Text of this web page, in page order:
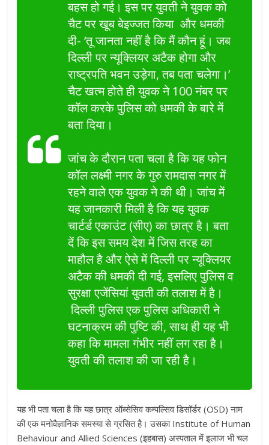
बहस हो गई। इस पर युवती ने युवक को
चैट पर खूब बेइज्जत किया और धमकी
दी- ‘तू जानता नहीं है कि मैं कौन हूं। जब
दिल्ली पर न्यूक्लियर अटैक होगा और
राष्ट्रपति भवन उड़ेगा, तब पता चलेगा।’
चैट खत्म होते ही युवक ने 100 नंबर पर
कॉल करके पुलिस को धमकी के बारे में
बता दिया।
जांच के दौरान पता चला है कि यह फोन
कॉल लक्ष्मी नगर के गुरु रामदास नगर में
रहने वाले एक युवक ने की थी। जांच में
यह जानकारी मिली है कि यह युवक
चार्टर्ड एकाउंट (सीए) का छात्र है। बता
दें कि इस समय देश में जिस तरह का
माहौल है और ऐसे में दिल्ली पर न्यूक्लियर
अटैक की धमकी दी गई, इसलिए पुलिस व
सुरक्षा एजेंसियां युवती की तलाश में है।
दिल्ली पुलिस एक पुलिस अधिकारी ने
घटनाक्रम की पुष्टि की, साथ ही यह भी
कहा कि मामला गंभीर नहीं लग रहा है।
युवती की तलाश की जा रही है।
यह भी पता चला है कि यह छात्र ऑब्सेसिव कम्पल्सिव डिसॉर्डर (OSD) नाम
की एक मनोवैज्ञानिक समस्या से ग्रसित है। उसका Institute of Human
Behaviour and Allied Sciences (इहबास) अस्पताल में इलाज भी चल